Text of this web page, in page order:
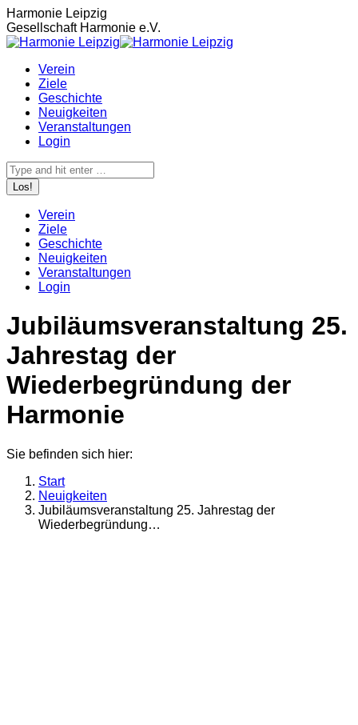
Zum
Inhalt
springen
Harmonie Leipzig
Gesellschaft Harmonie e.V.
Verein
Ziele
Geschichte
Neuigkeiten
Veranstaltungen
Login
Search:
Verein
Ziele
Geschichte
Neuigkeiten
Veranstaltungen
Login
Jubiläumsveranstaltung 25.
Jahrestag der
Wiederbegründung der
Harmonie
Sie befinden sich hier:
Start
Neuigkeiten
Jubiläumsveranstaltung 25. Jahrestag der
Wiederbegründung…